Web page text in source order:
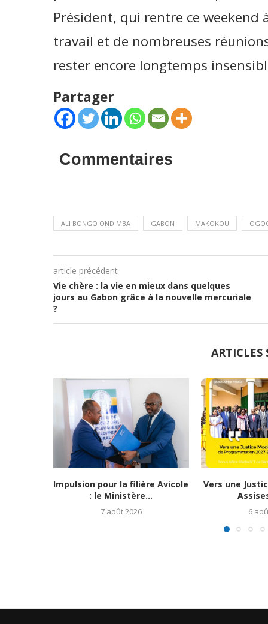
Président, qui rentre ce weekend
travail et de nombreuses
rester encore longtemps
Partager
Commentaires
ALI BONGO ONDIMBA GABON MAKOKOU
article précédent
Vie chère : la vie en mieux dans quelques
jours au Gabon grâce à la nouvelle mercuriale
?
ARTICLES
Impulsion pour la filière Avicole
: le Ministère...
7 août 2026
Vers une
6